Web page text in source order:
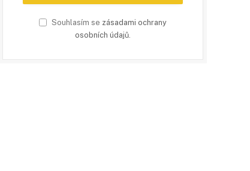
Souhlasím se zásadami ochrany
osobních údajů.